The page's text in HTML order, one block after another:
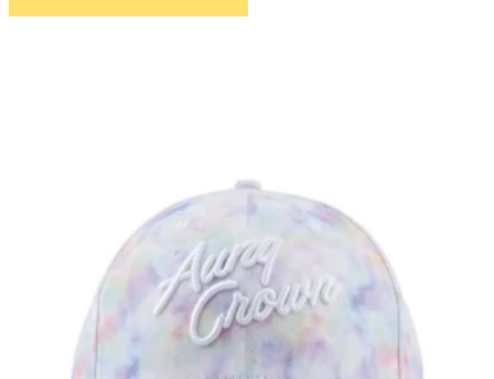
essere
scelte
nella
pagina
del
prodotto